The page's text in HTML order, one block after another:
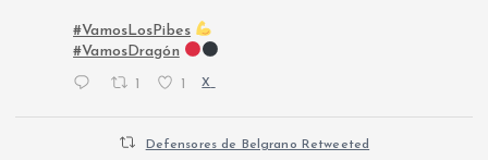
#VamosLosPibes
#VamosDragón
X
Defensores de Belgrano Retweeted